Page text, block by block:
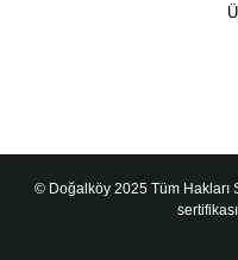
© Doğalköy 2025 Tüm Hakları